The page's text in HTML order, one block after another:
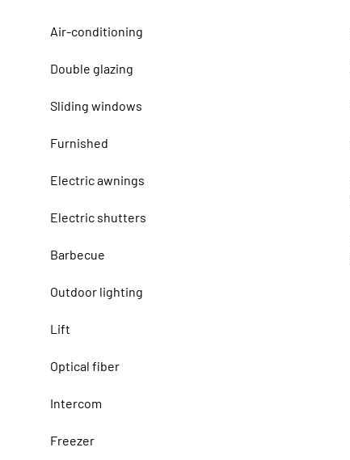
Air-conditioning
Double glazing
Sliding windows
Furnished
Electric awnings
Electric shutters
Barbecue
Outdoor lighting
Lift
Optical fiber
Intercom
Freezer